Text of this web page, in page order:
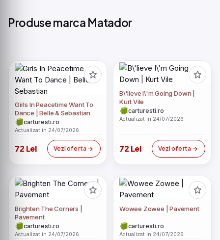
Produse marca Matador
Girls In Peacetime Want To
Dance | Belle & Sebastian
carturesti.ro
Actualizat in 24/07/2026
72 Lei Vezi oferta
B\'lieve I\'m Going Down |
Kurt Vile
carturesti.ro
Actualizat in 24/07/2026
72 Lei Vezi oferta
Brighten The Corners |
Pavement
carturesti.ro
Actualizat in 24/07/2026
Wowee Zowee | Pavement
carturesti.ro
Actualizat in 24/07/2026